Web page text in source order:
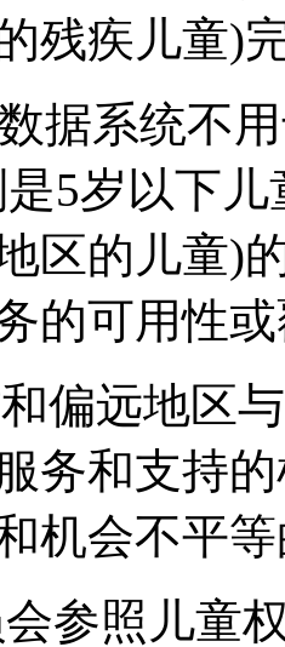
残疾儿童)
据系统不
5岁以下
区的儿童)
的可用性
偏远地区
务和支持
机会不平
会参照儿童